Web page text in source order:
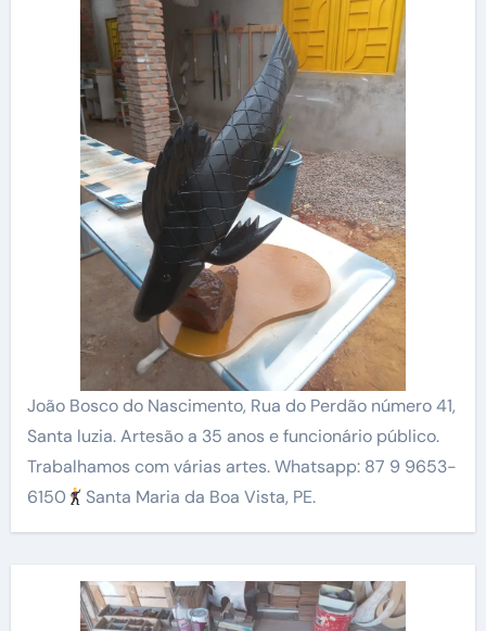
João Bosco do Nascimento, Rua do Perdão número 41,
Santa luzia. Artesão a 35 anos e funcionário público.
Trabalhamos com várias artes. Whatsapp: 87 9 9653-
6150
Santa Maria da Boa Vista, PE.